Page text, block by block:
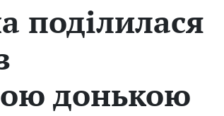
поділилася
донькою